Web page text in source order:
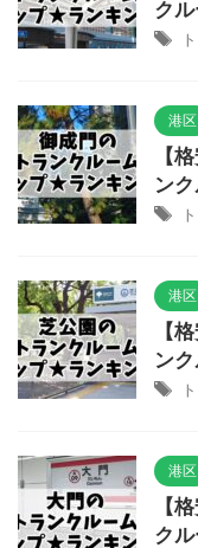
ク
港区
【
ン
港区
【
ン
港区
【
ク